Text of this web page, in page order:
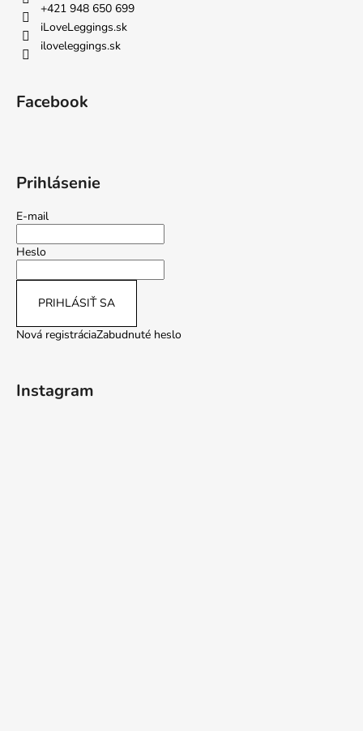
+421 948 650 699
iLoveLeggings.sk
iloveleggings.sk
Facebook
Prihlásenie
E-mail
Heslo
PRIHLÁSIŤ SA
Nová registráciaZabudnuté heslo
Instagram